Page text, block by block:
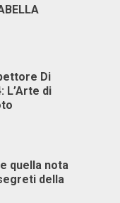
Di
L’Arte di
quella nota
della